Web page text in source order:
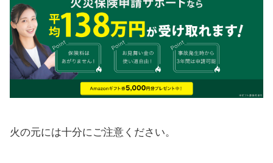
火の元には十分にご注意ください。